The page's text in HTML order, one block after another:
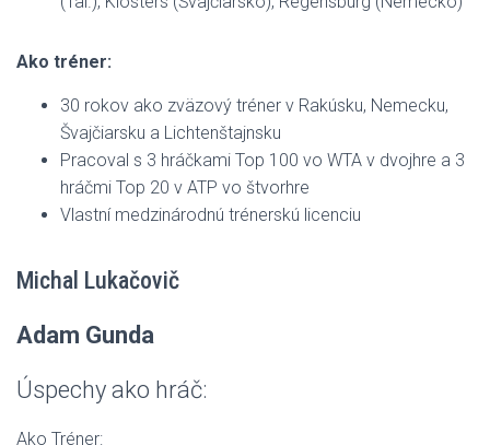
Ako tréner:
30 rokov ako zväzový tréner v Rakúsku, Nemecku,
Švajčiarsku a Lichtenštajnsku
Pracoval s 3 hráčkami Top 100 vo WTA v dvojhre a 3
hráčmi Top 20 v ATP vo štvorhre
Vlastní medzinárodnú trénerskú licenciu
Michal Lukačovič
Adam Gunda
Úspechy ako hráč:
Ako Tréner: